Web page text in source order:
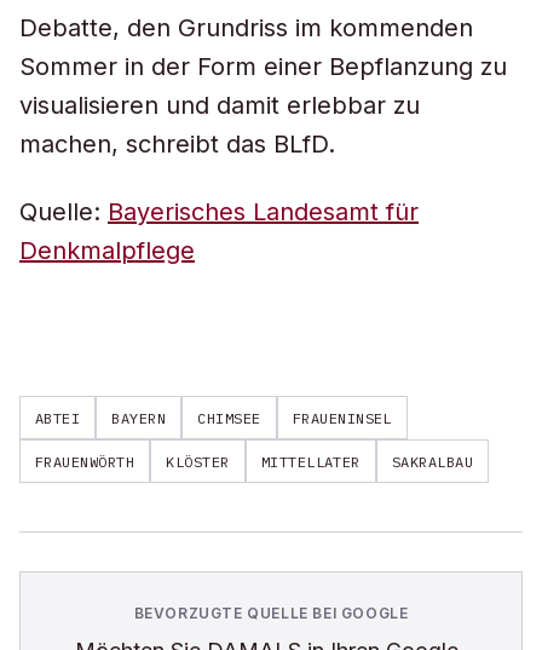
Debatte, den Grundriss im kommenden
Sommer in der Form einer Bepflanzung zu
visualisieren und damit erlebbar zu
machen, schreibt das BLfD.
Quelle: Bayerisches Landesamt für
Denkmalpflege
ABTEI BAYERN CHIMSEE FRAUENINSEL
FRAUENWÖRTH KLÖSTER MITTELLATER SAKRALBAU
BEVORZUGTE QUELLE BEI GOOGLE